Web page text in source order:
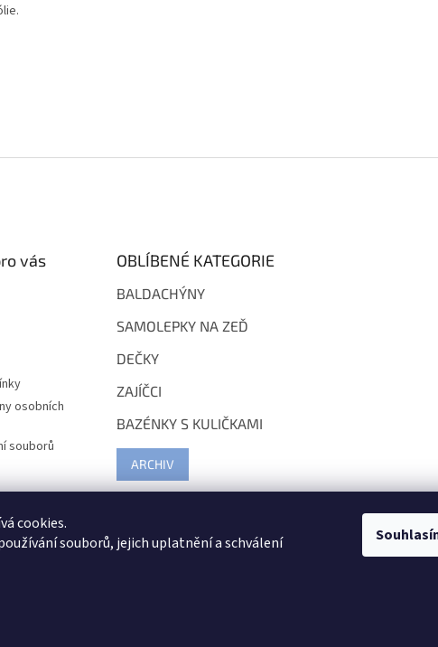
cookies.
souborů, jejich uplatnění a schválení
vás
osobních
souborů
OBLÍBENÉ KATEGORIE
BALDACHÝNY
SAMOLEPKY NA ZEĎ
DEČKY
ZAJÍČCI
BAZÉNKY S KULIČKAMI
ARCHIV